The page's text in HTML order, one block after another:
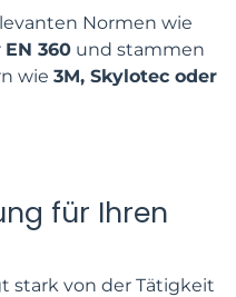
Normen wie
EN 360 und stammen
wie 3M, Skylotec oder
für Ihren
stark von der Tätigkeit